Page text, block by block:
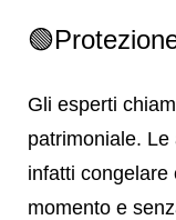
Gli esperti
patrimoniale.
infatti congelare
momento e